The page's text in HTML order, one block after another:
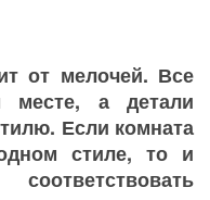
от мелочей. Все
а детали
Если комната
стиле, то и